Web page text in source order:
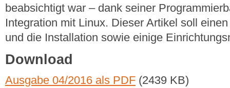
beabsichtigt war – dank seiner
Integration mit Linux. Dieser Artikel soll
und die Installation sowie einige
Download
Ausgabe 04/2016 als PDF (2439 KB)